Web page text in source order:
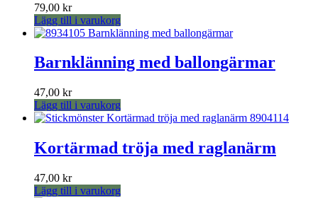
79,00 kr
Lägg till i varukorg
Barnklänning med ballongärmar
47,00 kr
Lägg till i varukorg
Kortärmad tröja med raglanärm
47,00 kr
Lägg till i varukorg